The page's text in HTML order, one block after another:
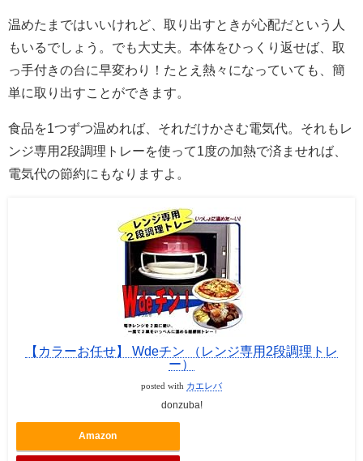
温めたまではいいけれど、取り出すときが心配だという人
もいるでしょう。でも大丈夫。本体をひっくり返せば、取
っ手付きの台に早変わり！たとえ熱々になっていても、簡
単に取り出すことができます。
食品を1つずつ温めれば、それだけかさむ電気代。それもレ
ンジ専用2段調理トレーを使って1度の加熱で済ませれば、
電気代の節約にもなりますよ。
【カラーお任せ】 Wdeチン （レンジ専用2段調理トレ
ー）
posted with カエレバ
donzuba!
Amazon